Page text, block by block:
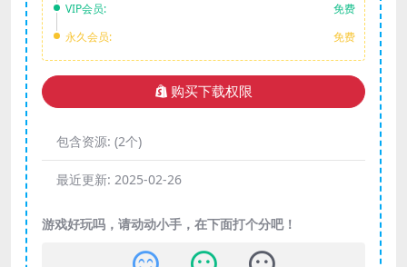
VIP会员:
免费
永久会员:
免费
购买下载权限
包含资源: (2个)
最近更新: 2025-02-26
游戏好玩吗，请动动小手，在下面打个分吧！